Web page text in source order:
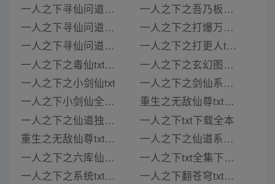
一人之下寻仙问道小说
一人之下寻仙问道小说免费阅读
一人之下寻仙问道小说在线阅读
一人之下之毒仙txt免费下载
一人之下之小剑仙txt
一人之下小剑仙全集txt下载
一人之下之仙道独尊txt
重生之无敌仙尊txt下载一人之下
一人之下之六库仙贼txt
一人之下之系统txt下载
一人之下之吾乃板砖txt下载
一人之下之打爆万界txt下载
一人之下之打更人txt全集下载
一人之下之玄幻图书馆txt下载
一人之下之剑仙系统txt
重生之无敌仙尊txt一人之下
一人之下txt下载全本
一人之下之仙道系统小说
一人之下txt全集下载免费下载
一人之下翻苍穹txt下载